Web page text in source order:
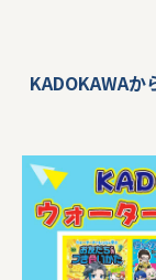
KADOKAWAか